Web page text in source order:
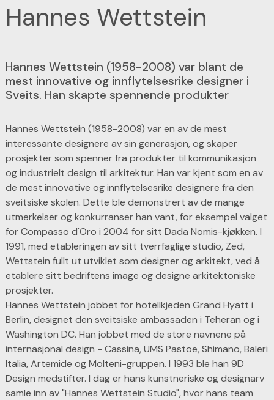
Hannes Wettstein
Hannes Wettstein (1958-2008) var blant de
mest innovative og innflytelsesrike designer i
Sveits. Han skapte spennende produkter
Hannes Wettstein (1958-2008) var en av de mest
interessante designere av sin generasjon, og skaper
prosjekter som spenner fra produkter til kommunikasjon
og industrielt design til arkitektur. Han var kjent som en av
de mest innovative og innflytelsesrike designere fra den
sveitsiske skolen. Dette ble demonstrert av de mange
utmerkelser og konkurranser han vant, for eksempel valget
for Compasso d'Oro i 2004 for sitt Dada Nomis-kjøkken. I
1991, med etableringen av sitt tverrfaglige studio, Zed,
Wettstein fullt ut utviklet som designer og arkitekt, ved å
etablere sitt bedriftens image og designe arkitektoniske
prosjekter.
Hannes Wettstein jobbet for hotellkjeden Grand Hyatt i
Berlin, designet den sveitsiske ambassaden i Teheran og i
Washington DC. Han jobbet med de store navnene på
internasjonal design - Cassina, UMS Pastoe, Shimano, Baleri
Italia, Artemide og Molteni-gruppen. I 1993 ble han 9D
Design medstifter. I dag er hans kunstneriske og designarv
samle inn av "Hannes Wettstein Studio", hvor hans team